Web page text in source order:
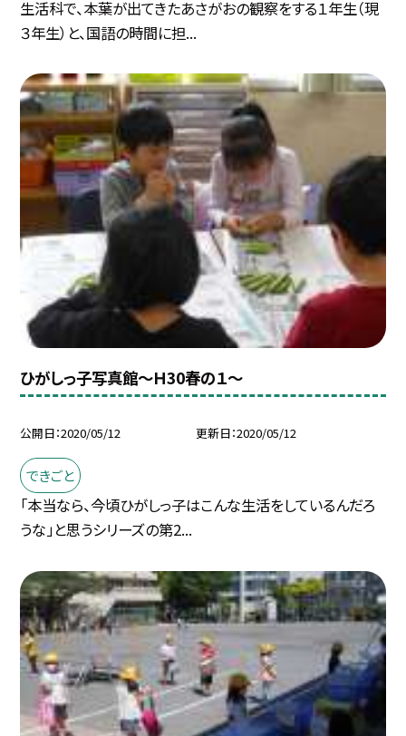
生活科で、本葉が出てきたあさがおの観察をする１年生（現
３年生）と、国語の時間に担...
ひがしっ子写真館〜Ｈ30春の１〜
公開日 2020/05/12 更新日 2020/05/12
できごと
「本当なら、今頃ひがしっ子はこんな生活をしているんだろ
うな」と思うシリーズの第2...